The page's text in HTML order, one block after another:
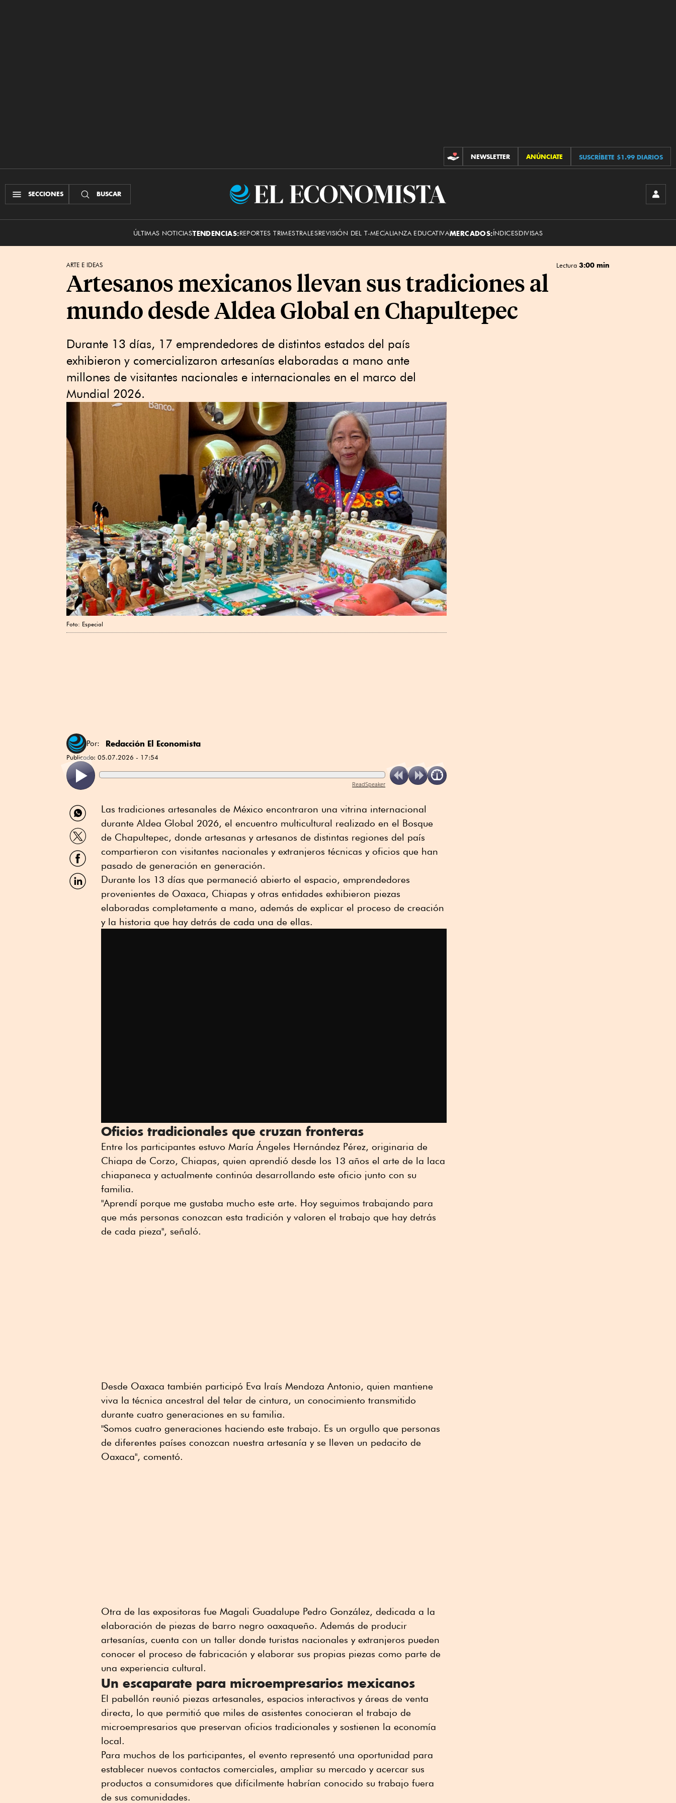
CONTRIBUCIONES
NEWSLETTER ANÚNCIATE SUSCRÍBETE $1.99 DIARIOS
SECCIONES BUSCAR
El
ÚLTIMAS NOTICIASTENDENCIAS:REPORTES TRIMESTRALESREVISIÓN DEL T-MECALIANZA EDUCATIVAMERCADOS:ÍNDICESDIVISAS
ARTE E IDEAS Lectura 3:00 min
Artesanos mexicanos llevan sus tradiciones al
mundo desde Aldea Global en Chapultepec
Durante 13 días, 17 emprendedores de distintos estados del país
exhibieron y comercializaron artesanías elaboradas a mano ante
millones de visitantes nacionales e internacionales en el marco del
Mundial 2026.
Foto: Especial
Por: Redacción El Economista
Publicado: 05.07.2026 - 17:54
ReadSpeaker
Compartir
por
WhatsApp
Compartir
por
Twitter
Compartir
por
Facebook
Compartir
por
Las tradiciones artesanales de México encontraron una vitrina internacional
durante Aldea Global 2026, el encuentro multicultural realizado en el Bosque
de Chapultepec, donde artesanas y artesanos de distintas regiones del país
compartieron con visitantes nacionales y extranjeros técnicas y oficios que han
pasado de generación en generación.
Durante los 13 días que permaneció abierto el espacio, emprendedores
provenientes de Oaxaca, Chiapas y otras entidades exhibieron piezas
elaboradas completamente a mano, además de explicar el proceso de creación
y la historia que hay detrás de cada una de ellas.
Oficios tradicionales que cruzan fronteras
Entre los participantes estuvo María Ángeles Hernández Pérez, originaria de
Chiapa de Corzo, Chiapas, quien aprendió desde los 13 años el arte de la laca
chiapaneca y actualmente continúa desarrollando este oficio junto con su
familia.
"Aprendí porque me gustaba mucho este arte. Hoy seguimos trabajando para
que más personas conozcan esta tradición y valoren el trabajo que hay detrás
de cada pieza", señaló.
Desde Oaxaca también participó Eva Iraís Mendoza Antonio, quien mantiene
viva la técnica ancestral del telar de cintura, un conocimiento transmitido
durante cuatro generaciones en su familia.
"Somos cuatro generaciones haciendo este trabajo. Es un orgullo que personas
de diferentes países conozcan nuestra artesanía y se lleven un pedacito de
Oaxaca", comentó.
Otra de las expositoras fue Magali Guadalupe Pedro González, dedicada a la
elaboración de piezas de barro negro oaxaqueño. Además de producir
artesanías, cuenta con un taller donde turistas nacionales y extranjeros pueden
conocer el proceso de fabricación y elaborar sus propias piezas como parte de
una experiencia cultural.
Un escaparate para microempresarios mexicanos
El pabellón reunió piezas artesanales, espacios interactivos y áreas de venta
directa, lo que permitió que miles de asistentes conocieran el trabajo de
microempresarios que preservan oficios tradicionales y sostienen la economía
local.
Para muchos de los participantes, el evento representó una oportunidad para
establecer nuevos contactos comerciales, ampliar su mercado y acercar sus
productos a consumidores que difícilmente habrían conocido su trabajo fuera
de sus comunidades.